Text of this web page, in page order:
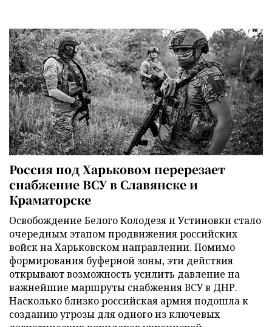
Россия под Харьковом перерезает
снабжение ВСУ в Славянске и
Краматорске
Освобождение Белого Колодезя и Устиновки стало
очередным этапом продвижения российских
войск на Харьковском направлении. Помимо
формирования буферной зоны, эти действия
открывают возможность усилить давление на
важнейшие маршруты снабжения ВСУ в ДНР.
Насколько близко российская армия подошла к
созданию угрозы для одного из ключевых